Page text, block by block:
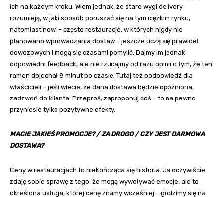
ich na każdym kroku. Wiem jednak, że stare wygi delivery
rozumieją, w jaki sposób poruszać się na tym ciężkim rynku,
natomiast nowi – często restauracje, w których nigdy nie
planowano wprowadzania dostaw – jeszcze uczą się prawideł
dowozowych i mogą się czasami pomylić. Dajmy im jednak
odpowiedni feedback, ale nie rzucajmy od razu opinii o tym, że ten
ramen dojechał 8 minut po czasie. Tutaj też podpowiedź dla
właścicieli – jeśli wiecie, że dana dostawa będzie opóźniona,
zadzwoń do klienta. Przeproś, zaproponuj coś – to na pewno
przyniesie tylko pozytywne efekty.
MACIE JAKIEŚ PROMOCJE? / ZA DROGO / CZY JEST DARMOWA
DOSTAWA?
Ceny w restauracjach to niekończąca się historia. Ja oczywiście
zdaję sobie sprawę z tego, że mogą wywoływać emocje, ale to
określona usługa, której cenę znamy wcześniej – godzimy się na